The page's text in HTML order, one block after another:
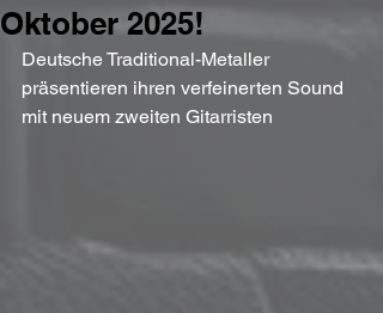
Oktober 2025!
Deutsche Traditional-Metaller
präsentieren ihren verfeinerten Sound
mit neuem zweiten Gitarristen